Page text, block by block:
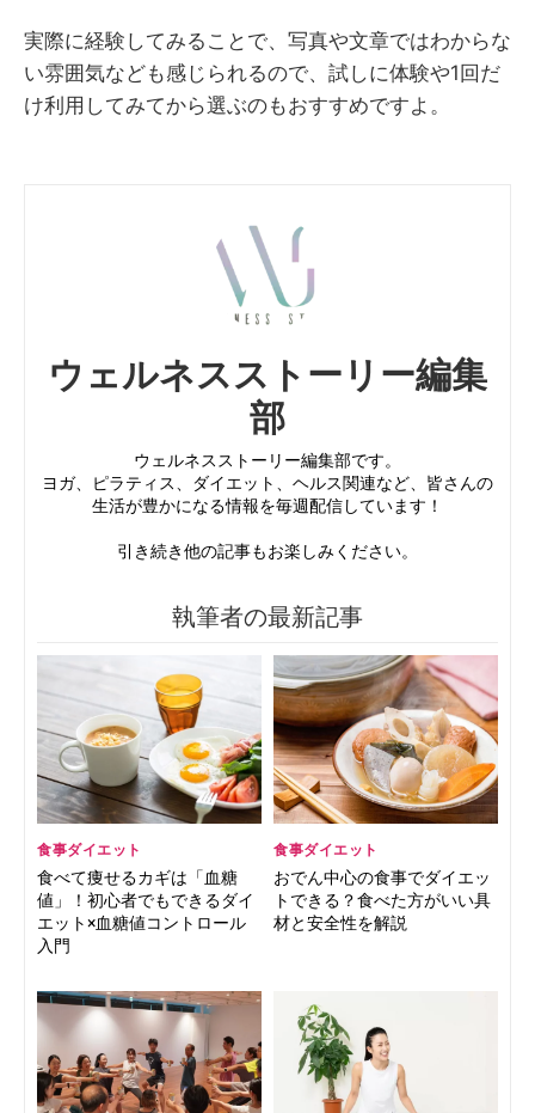
実際に経験してみることで、写真や文章ではわからな
い雰囲気なども感じられるので、試しに体験や1回だ
け利用してみてから選ぶのもおすすめですよ。
ウェルネスストーリー編集
部
ウェルネスストーリー編集部です。
ヨガ、ピラティス、ダイエット、ヘルス関連など、皆さんの
生活が豊かになる情報を毎週配信しています！
引き続き他の記事もお楽しみください。
執筆者の最新記事
食事ダイエット
食べて痩せるカギは「血糖
値」！初心者でもできるダイ
エット×血糖値コントロール
入門
食事ダイエット
おでん中心の食事でダイエッ
トできる？食べた方がいい具
材と安全性を解説